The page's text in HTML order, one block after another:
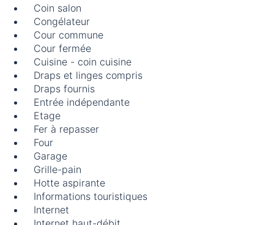
Coin salon
Congélateur
Cour commune
Cour fermée
Cuisine - coin cuisine
Draps et linges compris
Draps fournis
Entrée indépendante
Etage
Fer à repasser
Four
Garage
Grille-pain
Hotte aspirante
Informations touristiques
Internet